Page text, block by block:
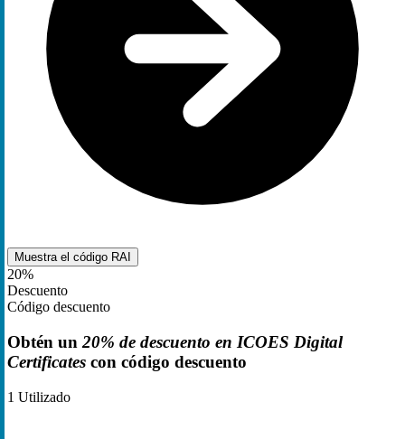
Muestra el código RAI
20%
Descuento
Código descuento
Obtén un 20% de descuento en ICOES Digital
Certificates con código descuento
1 Utilizado